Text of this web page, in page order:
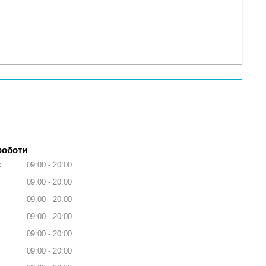
09:00
20:00
09:00
20:00
09:00
20:00
09:00
20:00
09:00
20:00
09:00
20:00